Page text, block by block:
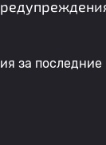
за последние